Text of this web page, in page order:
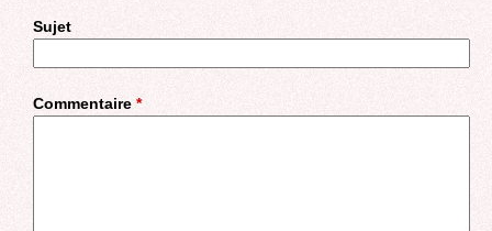
Sujet
Commentaire *